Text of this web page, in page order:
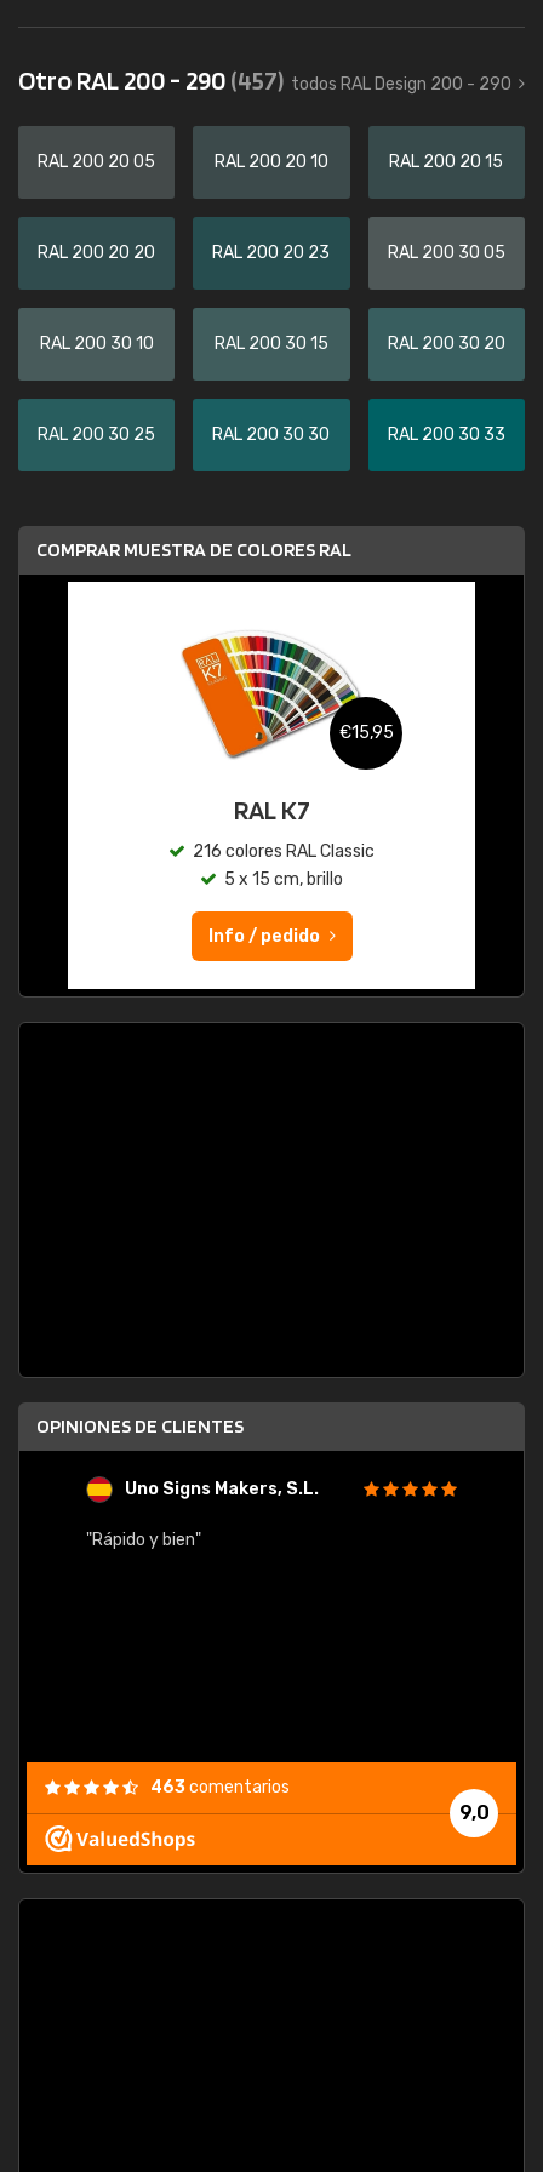
Otro RAL 200 - 290(457) todos RAL Design 200 - 290
RAL 200 20 05 RAL 200 20 10 RAL 200 20 15
RAL 200 20 20 RAL 200 20 23 RAL 200 30 05
RAL 200 30 10 RAL 200 30 15 RAL 200 30 20
RAL 200 30 25 RAL 200 30 30 RAL 200 30 33
COMPRAR MUESTRA DE COLORES RAL
€15,95
RAL K7
216 colores RAL Classic
5 x 15 cm, brillo
Info / pedido
OPINIONES DE CLIENTES
Uno Signs Makers, S.L.
"Rápido y bien"
9,0
463comentarios